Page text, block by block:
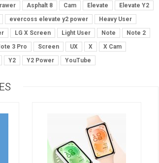
Asphalt 8 Cam Elevate
Elevate Y2
evercoss elevate y2 power
Heavy User
LG X Screen Light User Note
Note 2
3 Pro Screen UX X
X Cam
Y2 Y2 Power YouTube